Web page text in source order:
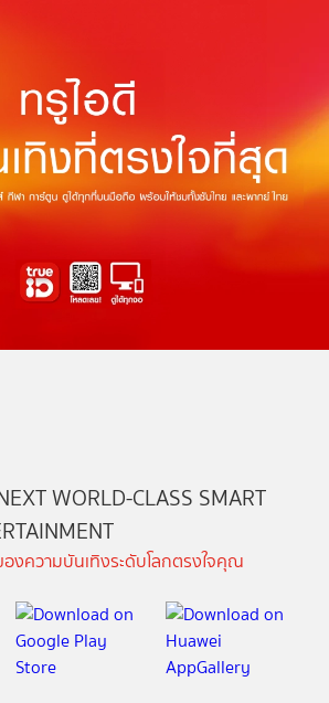
WORLD-CLASS SMART
งความบันเทิงระดับโลกตรงใจคุณ